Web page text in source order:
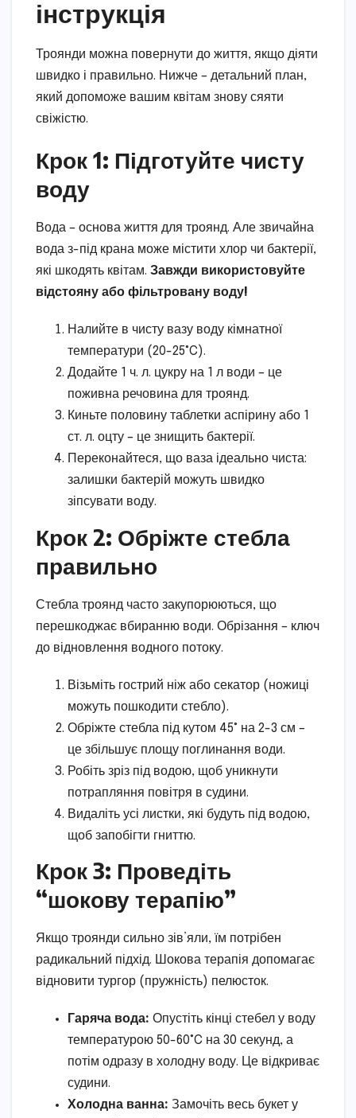
інструкція
Троянди можна повернути до життя, якщо діяти
швидко і правильно. Нижче – детальний план,
який допоможе вашим квітам знову сяяти
свіжістю.
Крок 1: Підготуйте чисту
воду
Вода – основа життя для троянд. Але звичайна
вода з-під крана може містити хлор чи бактерії,
які шкодять квітам. Завжди використовуйте
відстояну або фільтровану воду!
Налийте в чисту вазу воду кімнатної
температури (20-25°C).
Додайте 1 ч. л. цукру на 1 л води – це
поживна речовина для троянд.
Киньте половину таблетки аспірину або 1
ст. л. оцту – це знищить бактерії.
Переконайтеся, що ваза ідеально чиста:
залишки бактерій можуть швидко
зіпсувати воду.
Крок 2: Обріжте стебла
правильно
Стебла троянд часто закупорюються, що
перешкоджає вбиранню води. Обрізання – ключ
до відновлення водного потоку.
Візьміть гострий ніж або секатор (ножиці
можуть пошкодити стебло).
Обріжте стебла під кутом 45° на 2-3 см –
це збільшує площу поглинання води.
Робіть зріз під водою, щоб уникнути
потрапляння повітря в судини.
Видаліть усі листки, які будуть під водою,
щоб запобігти гниттю.
Крок 3: Проведіть
“шокову терапію”
Якщо троянди сильно зів’яли, їм потрібен
радикальний підхід. Шокова терапія допомагає
відновити тургор (пружність) пелюсток.
Гаряча вода: Опустіть кінці стебел у воду
температурою 50-60°C на 30 секунд, а
потім одразу в холодну воду. Це відкриває
судини.
Холодна ванна: Замочіть весь букет у